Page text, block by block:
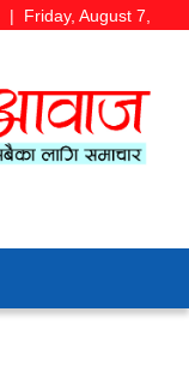
| Friday, August 7,